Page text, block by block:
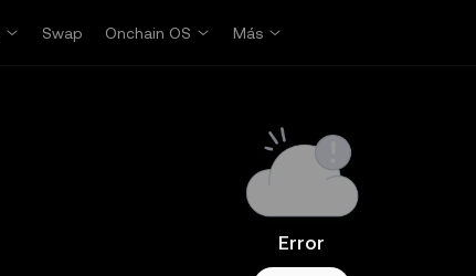
Swap Onchain OS Más
Error